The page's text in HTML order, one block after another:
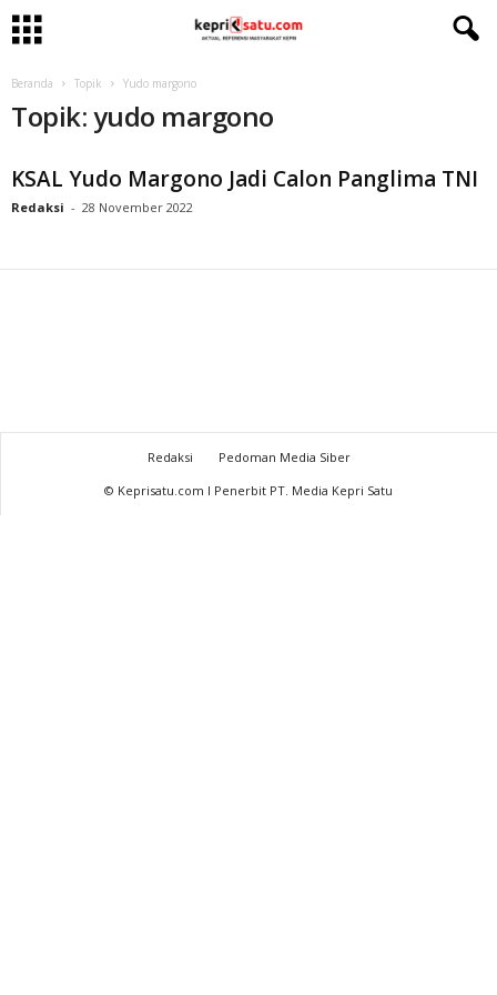
Beranda Topik Yudo margono
Topik: yudo margono
KSAL Yudo Margono Jadi Calon Panglima TNI
Redaksi - 28 November 2022
Redaksi
Pedoman Media Siber
© Keprisatu.com I Penerbit PT. Media Kepri Satu